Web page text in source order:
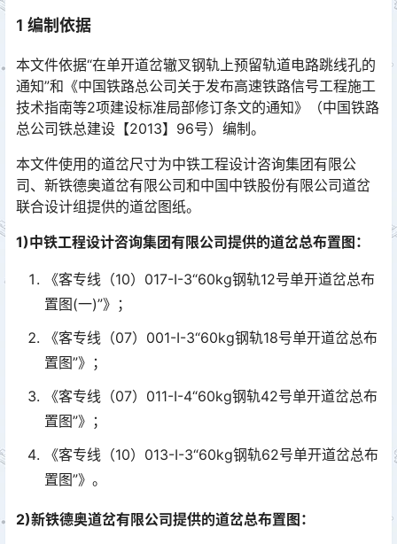
1 编制依据
本文件依据“在单开道岔辙叉钢轨上预留轨道电路跳线孔的
通知”和《中国铁路总公司关于发布高速铁路信号工程施工
技术指南等2项建设标准局部修订条文的通知》（中国铁路
总公司铁总建设【2013】96号）编制。󠅅󠅃󠄵󠅂󠄪󠇖󠆨󠆨󠇕󠆞󠆒󠅬󠇘󠆭󠆘󠇙󠆝󠅵󠇗󠆭󠆁󠄐󠇗󠅹󠅸󠇖󠆍󠅳󠇖󠅹󠅰󠇖󠆌󠅹
本文件使用的道岔尺寸为中铁工程设计咨询集团有限公
司、新铁德奥道岔有限公司和中国中铁股份有限公司道岔
联合设计组提供的道岔图纸。
1)中铁工程设计咨询集团有限公司提供的道岔总布置图：
《客专线（10）017-I-3“60kg钢轨12号单开道岔总布
置图(一)”》；
《客专线（07）001-I-3“60kg钢轨18号单开道岔总布
置图”》；
《客专线（07）011-I-4“60kg钢轨42号单开道岔总布
置图”》；
《客专线（10）013-I-3“60kg钢轨62号单开道岔总布
置图”》。
2)新铁德奥道岔有限公司提供的道岔总布置图：